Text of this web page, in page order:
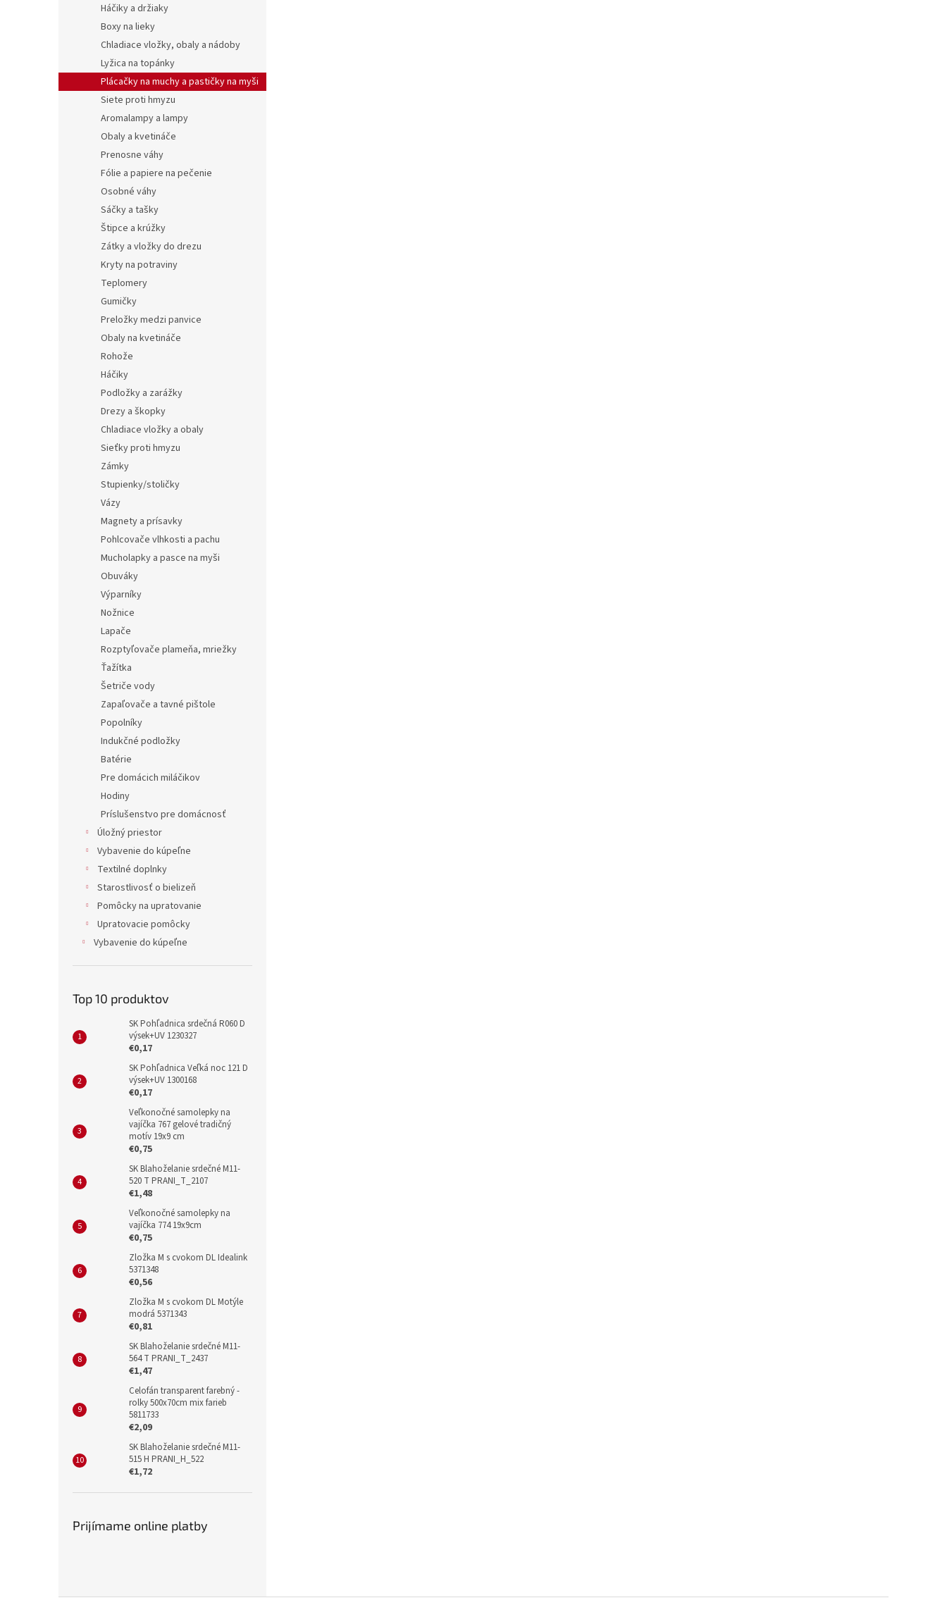
Háčiky a držiaky
Boxy na lieky
Chladiace vložky, obaly a nádoby
Lyžica na topánky
Plácačky na muchy a pastičky na myši
Siete proti hmyzu
Aromalampy a lampy
Obaly a kvetináče
Prenosne váhy
Fólie a papiere na pečenie
Osobné váhy
Sáčky a tašky
Štipce a krúžky
Zátky a vložky do drezu
Kryty na potraviny
Teplomery
Gumičky
Preložky medzi panvice
Obaly na kvetináče
Rohože
Háčiky
Podložky a zarážky
Drezy a škopky
Chladiace vložky a obaly
Sieťky proti hmyzu
Zámky
Stupienky/stoličky
Vázy
Magnety a prísavky
Pohlcovače vlhkosti a pachu
Mucholapky a pasce na myši
Obuváky
Výparníky
Nožnice
Lapače
Rozptyľovače plameňa, mriežky
Ťažítka
Šetriče vody
Zapaľovače a tavné pištole
Popolníky
Indukčné podložky
Batérie
Pre domácich miláčikov
Hodiny
Príslušenstvo pre domácnosť
Úložný priestor
Vybavenie do kúpeľne
Textilné doplnky
Starostlivosť o bielizeň
Pomôcky na upratovanie
Upratovacie pomôcky
Vybavenie do kúpeľne
Top 10 produktov
SK Pohľadnica srdečná R060 D
výsek+UV 1230327
€0,17
SK Pohľadnica Veľká noc 121 D
výsek+UV 1300168
€0,17
Veľkonočné samolepky na
vajíčka 767 gelové tradičný
motív 19x9 cm
€0,75
SK Blahoželanie srdečné M11-
520 T PRANI_T_2107
€1,48
Veľkonočné samolepky na
vajíčka 774 19x9cm
€0,75
Zložka M s cvokom DL Idealink
5371348
€0,56
Zložka M s cvokom DL Motýle
modrá 5371343
€0,81
SK Blahoželanie srdečné M11-
564 T PRANI_T_2437
€1,47
Celofán transparent farebný -
rolky 500x70cm mix farieb
5811733
€2,09
SK Blahoželanie srdečné M11-
515 H PRANI_H_522
€1,72
Prijímame online platby